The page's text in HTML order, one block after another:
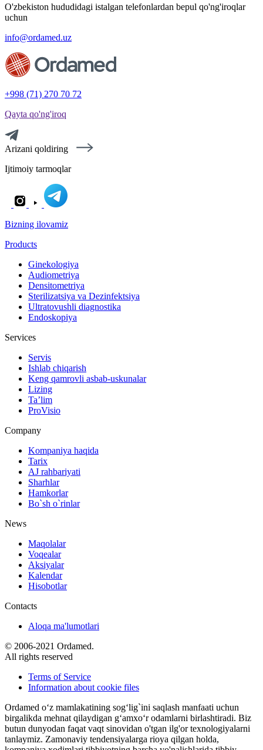
O'zbekiston hududidagi istalgan telefonlardan bepul qo'ng'iroqlar
uchun
info@ordamed.uz
+998 (71) 270 70 72
Qayta qo'ng'iroq
Arizani qoldiring
Ijtimoiy tarmoqlar
Bizning ilovamiz
Products
Ginekologiya
Audiometriya
Densitometriya
Sterilizatsiya va Dezinfektsiya
Ultratovushli diagnostika
Endoskopiya
Services
Servis
Ishlab chiqarish
Keng qamrovli asbab-uskunalar
Lizing
Ta’lim
ProVisio
Company
Kompaniya haqida
Tarix
AJ rahbariyati
Sharhlar
Hamkorlar
Bo`sh o`rinlar
News
Maqolalar
Voqealar
Aksiyalar
Kalendar
Hisobotlar
Contacts
Aloqa ma'lumotlari
© 2006-2021 Ordamed.
All rights reserved
Terms of Service
Information about cookie files
Ordamed o‘z mamlakatining sog‘lig`ini saqlash manfaati uchun
birgalikda mehnat qilaydigan g‘amxo‘r odamlarni birlashtiradi. Biz
butun dunyodan faqat vaqt sinovidan o'tgan ilg'or texnologiyalarni
tanlaymiz. Zamonaviy tendensiyalarga rioya qilgan holda,